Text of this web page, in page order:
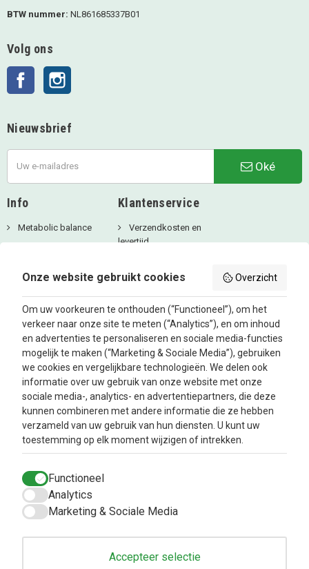
BTW nummer: NL861685337B01
Volg ons
Facebook
Nieuwsbrief
Oké
Info
Metabolic balance
Klantenservice
Verzendkosten en
levertijd
Betaalmethodes
Algemene
voorwaarden
Retourbeleid en
Inloggen
Contacteer ons
Natuurlijkbesteld B.V.
Onze website gebruikt cookies Overzicht
Om uw voorkeuren te onthouden (“Functioneel”), om het
verkeer naar onze site te meten (“Analytics”), en om inhoud
en advertenties te personaliseren en sociale media-functies
mogelijk te maken (“Marketing & Sociale Media”), gebruiken
we cookies en vergelijkbare technologieën. We delen ook
informatie over uw gebruik van onze website met onze
sociale media-, analytics- en advertentiepartners, die deze
kunnen combineren met andere informatie die ze hebben
verzameld van uw gebruik van hun diensten. U kunt uw
toestemming op elk moment wijzigen of intrekken.
Functioneel
Analytics
Marketing & Sociale Media
Accepteer selectie